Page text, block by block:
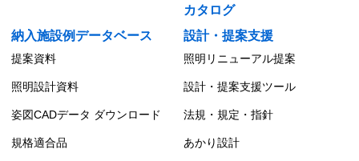
カタログ
納入施設例データベース
設計・提案支援
提案資料 照明リニューアル提案
照明設計資料 設計・提案支援ツール
姿図CADデータ ダウンロード 法規・規定・指針
規格適合品 あかり設計